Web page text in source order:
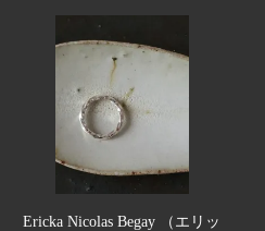
Ericka Nicolas Begay （エリッ